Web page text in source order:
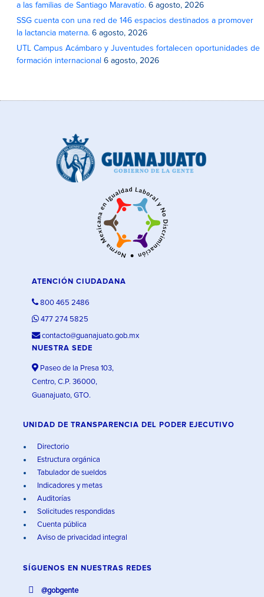
a las familias de Santiago Maravatío. 6 agosto, 2026
SSG cuenta con una red de 146 espacios destinados a promover
la lactancia materna. 6 agosto, 2026
UTL Campus Acámbaro y Juventudes fortalecen oportunidades de
formación internacional 6 agosto, 2026
ATENCIÓN CIUDADANA
800 465 2486
477 274 5825
contacto@guanajuato.gob.mx
NUESTRA SEDE
Paseo de la Presa 103,
Centro, C.P. 36000,
Guanajuato, GTO.
UNIDAD DE TRANSPARENCIA DEL PODER EJECUTIVO
Directorio
Estructura orgánica
Tabulador de sueldos
Indicadores y metas
Auditorías
Solicitudes respondidas
Cuenta pública
Aviso de privacidad integral
SÍGUENOS EN NUESTRAS REDES
@gobgente